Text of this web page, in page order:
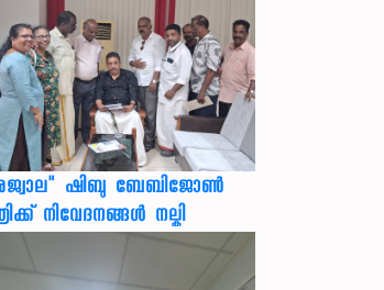
ഷിബു ബേബിജോൺ
നിവേദനങ്ങള്‍ നല്കി